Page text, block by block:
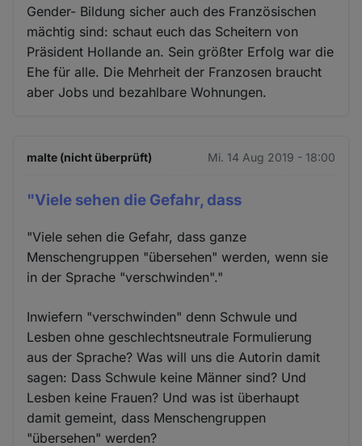
Gender- Bildung sicher auch des Französischen
mächtig sind: schaut euch das Scheitern von
Präsident Hollande an. Sein größter Erfolg war die
Ehe für alle. Die Mehrheit der Franzosen braucht
aber Jobs und bezahlbare Wohnungen.
malte (nicht überprüft) Mi. 14 Aug 2019 - 18:00
"Viele sehen die Gefahr, dass
"Viele sehen die Gefahr, dass ganze
Menschengruppen "übersehen" werden, wenn sie
in der Sprache "verschwinden"."
Inwiefern "verschwinden" denn Schwule und
Lesben ohne geschlechtsneutrale Formulierung
aus der Sprache? Was will uns die Autorin damit
sagen: Dass Schwule keine Männer sind? Und
Lesben keine Frauen? Und was ist überhaupt
damit gemeint, dass Menschengruppen
"übersehen" werden?